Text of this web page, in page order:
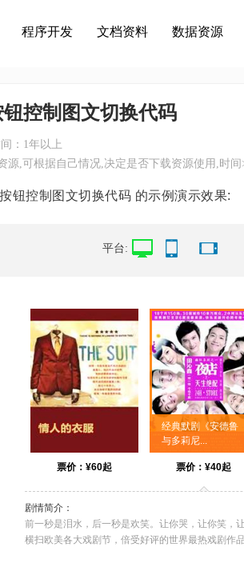
程序开发 文档资料 数据资源
控制图文切换代码
：1年以上
源,可根据自己情况,决定是否下载资源使用,时
钮控制图文切换代码 的示例演示效果:
平台: